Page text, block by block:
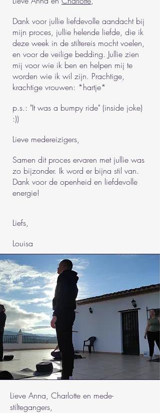
Dank voor jullie liefdevolle aandacht bij
mijn proces, jullie helende liefde, die ik
deze week in de stiltereis mocht voelen,
en voor de veilige bedding. Jullie zien
mij voor wie ik ben en helpen mij te
worden wie ik wil zijn. Prachtige,
krachtige vrouwen: *hartje*
p.s.: "It was a bumpy ride" (inside joke)
:))
Lieve medereizigers,
Samen dit proces ervaren met jullie was
zo bijzonder. Ik word er bijna stil van.
Dank voor de openheid en liefdevolle
energie!
Liefs,
Louisa
Lieve Anna, Charlotte en mede-
stiltegangers,